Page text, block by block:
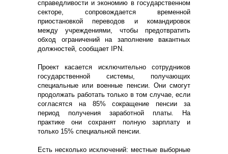
справедливости и экономию в государственном
секторе, сопровождается временной
приостановкой переводов и командировок
между учреждениями, чтобы предотвратить
обход ограничений на заполнение вакантных
должностей, сообщает IPN.
Проект касается исключительно сотрудников
государственной системы, получающих
специальные или военные пенсии. Они смогут
продолжать работать только в том случае, если
согласятся на 85% сокращение пенсии за
период получения заработной платы. На
практике они сохранят полную зарплату и
только 15% специальной пенсии.
Есть несколько исключений: местные выборные